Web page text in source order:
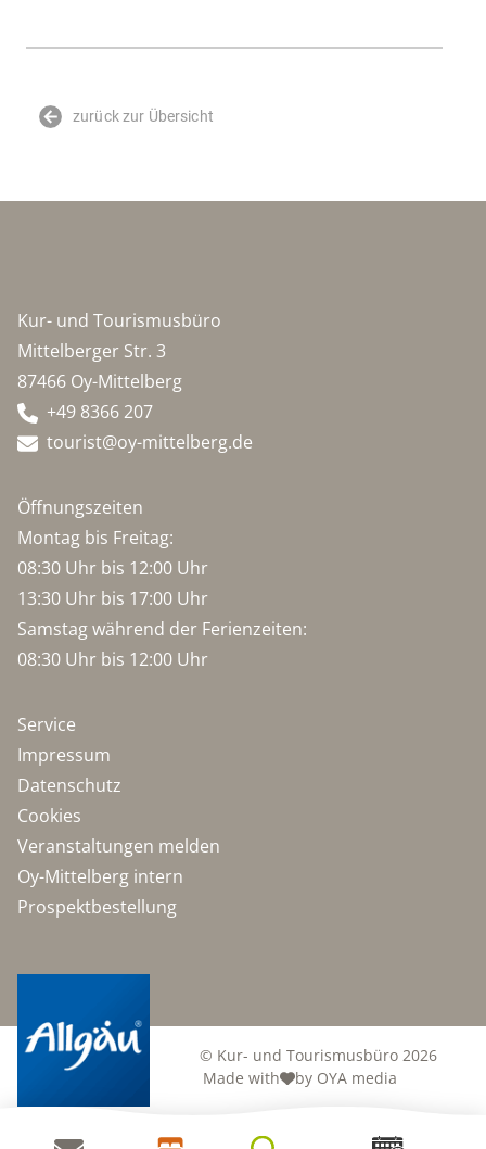
zurück zur Übersicht
Kur- und Tourismusbüro
Mittelberger Str. 3
87466 Oy-Mittelberg
+49 8366 207
tourist@oy-mittelberg.de
Öffnungszeiten
Montag bis Freitag:
08:30 Uhr bis 12:00 Uhr
13:30 Uhr bis 17:00 Uhr
Samstag während der Ferienzeiten:
08:30 Uhr bis 12:00 Uhr
Service
Impressum
Datenschutz
Cookies
Veranstaltungen melden
Oy-Mittelberg intern
Prospektbestellung
© Kur- und Tourismusbüro 2026
Made with
by OYA media